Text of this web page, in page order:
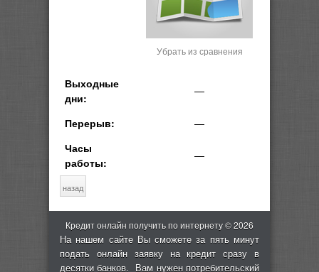
Убрать из сравнения
Выходные
дни:
—
Перерыв:
—
Часы
работы:
—
Кредит онлайн получить по интернету © 2026
На нашем сайте Вы сможете за пять минут
подать онлайн заявку на кредит сразу в
десятки банков. Вам нужен потребительский